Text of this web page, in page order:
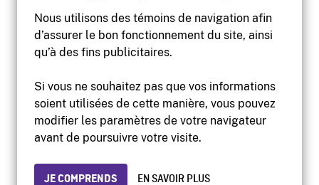
Nous utilisons des témoins de navigation afin
d’assurer le bon fonctionnement du site, ainsi
qu’à des fins publicitaires.
Si vous ne souhaitez pas que vos informations
soient utilisées de cette manière, vous pouvez
modifier les paramètres de votre navigateur
avant de poursuivre votre visite.
JE COMPRENDS EN SAVOIR PLUS
Accessibilité
Site institutionnel
Protection des renseignements personnels